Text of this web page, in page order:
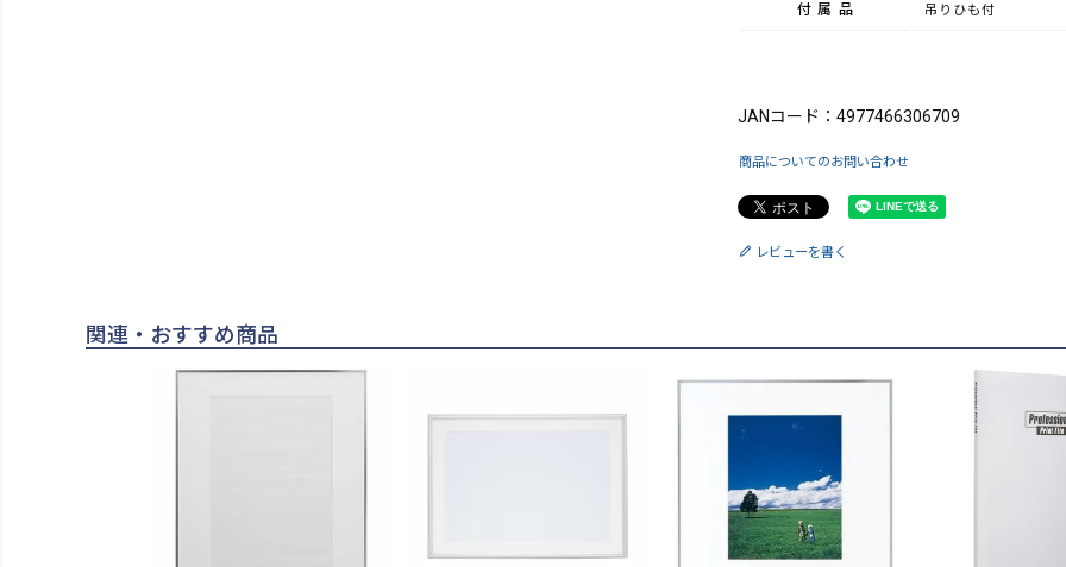
付属品 吊りひも付
JANコード：4977466306709
商品についてのお問い合わせ
レビューを書く
関連・おすすめ商品